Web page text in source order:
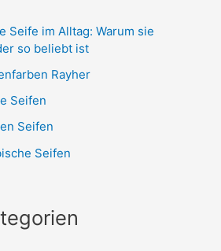
Seife im Alltag: Warum sie
so beliebt ist
Rayher
Seifen
Seifen
Seifen